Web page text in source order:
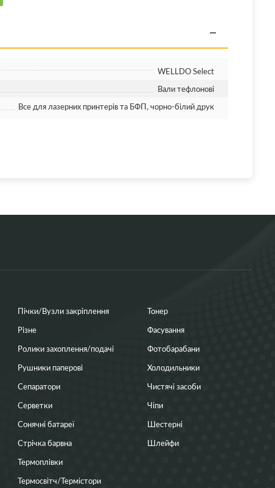
WELLDO Select
Вали тефлонові
Все для лазерних принтерів та БФП, чорно-білий друк
Пічки/Вузли закріплення
Різне
Ролики захоплення/подачі
Рушники паперові
Сепаратори
Серветки
Сонячні батареї
Стрічка барвна
Термоплівки
Термосвітч/Термістори
Тонер
Фасування
Фотобарабани
Холодильники
Чистячі засоби
Чіпи
Шестерні
Шлейфи